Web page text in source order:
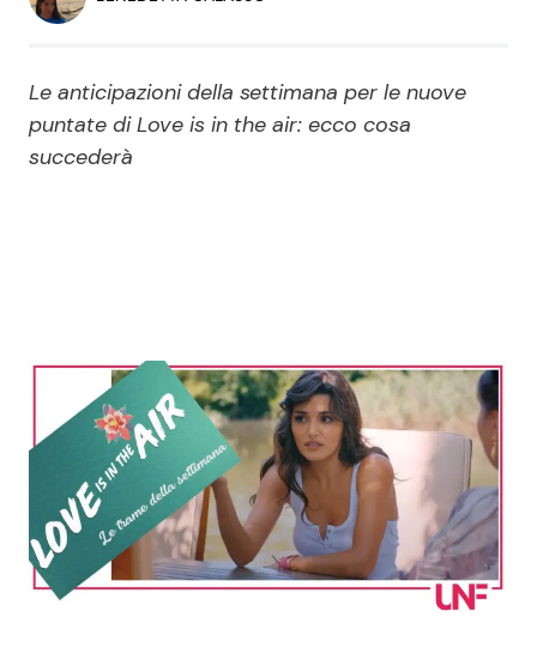
Economia
Persone Scomparse
Politica
Programmi TV
News Cinema
News Musica
News Spettacolo
News dal mondo
Benessere Cucina e Ricette
Le anticipazioni della settimana per le nuove
puntate di Love is in the air: ecco cosa
succederà